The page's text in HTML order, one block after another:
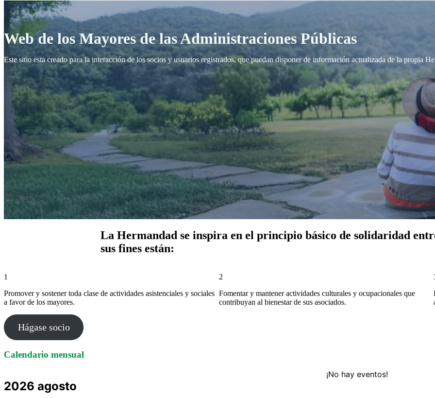
Web de los Mayores de las Administraciones Públicas
Este sitio esta creado para la interacción de los socios y usuarios registrados, que puedan disponer de información actualizada de la propia
Previous Next
La Hermandad se inspira en el principio básico de solidaridad
sus fines están:
1
Promover y sostener toda clase de actividades asistenciales y sociales
a favor de los mayores.
2
Fomentar y mantener actividades culturales y ocupacionales que
contribuyan al bienestar de sus asociados.
Hágase socio
Calendario mensual
2026 agosto
¡No hay eventos!